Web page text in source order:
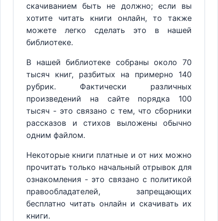
скачиванием быть не должно; если вы
хотите читать книги онлайн, то также
можете легко сделать это в нашей
библиотеке.
В нашей библиотеке собраны около 70
тысяч книг, разбитых на примерно 140
рубрик. Фактически различных
произведений на сайте порядка 100
тысяч - это связано с тем, что сборники
рассказов и стихов выложены обычно
одним файлом.
Некоторые книги платные и от них можно
прочитать только начальный отрывок для
ознакомления - это связано с политикой
правообладателей, запрещающих
бесплатно читать онлайн и скачивать их
книги.